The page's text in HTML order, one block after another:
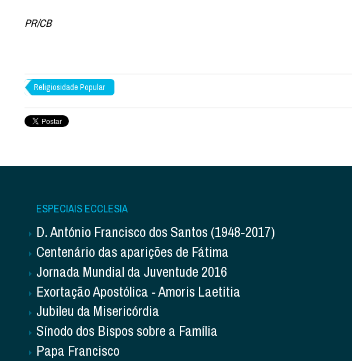
PR/CB
Religiosidade Popular
ESPECIAIS ECCLESIA
D. António Francisco dos Santos (1948-2017)
Centenário das aparições de Fátima
Jornada Mundial da Juventude 2016
Exortação Apostólica - Amoris Laetitia
Jubileu da Misericórdia
Sínodo dos Bispos sobre a Família
Papa Francisco